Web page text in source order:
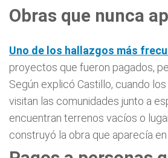
Obras que nunca
Uno de los hallazgos más
proyectos que fueron pagados,
Según explicó Castillo, cuando
visitan las comunidades junto a
encuentran terrenos vacíos o
construyó la obra que aparecía